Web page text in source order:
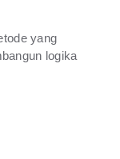
yang
logika